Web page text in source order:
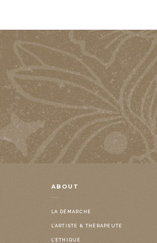
ABOUT
LA DÉMARCHE
L’ARTISTE & THÉRAPEUTE
L’ETHIQUE